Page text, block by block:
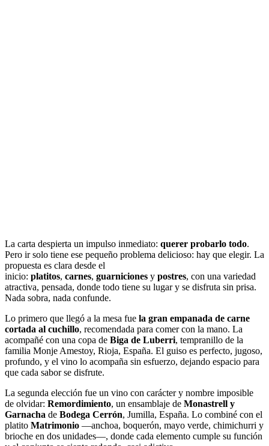
La carta despierta un impulso inmediato: querer probarlo todo.
Pero ir solo tiene ese pequeño problema delicioso: hay que elegir. La
propuesta es clara desde el
inicio: platitos, carnes, guarniciones y postres, con una variedad
atractiva, pensada, donde todo tiene su lugar y se disfruta sin prisa.
Nada sobra, nada confunde.
Lo primero que llegó a la mesa fue la gran empanada de carne
cortada al cuchillo, recomendada para comer con la mano. La
acompañé con una copa de Biga de Luberri, tempranillo de la
familia Monje Amestoy, Rioja, España. El guiso es perfecto, jugoso,
profundo, y el vino lo acompaña sin esfuerzo, dejando espacio para
que cada sabor se disfrute.
La segunda elección fue un vino con carácter y nombre imposible
de olvidar: Remordimiento, un ensamblaje de Monastrell y
Garnacha de Bodega Cerrón, Jumilla, España. Lo combiné con el
platito Matrimonio —anchoa, boquerón, mayo verde, chimichurri y
brioche en dos unidades—, donde cada elemento cumple su función